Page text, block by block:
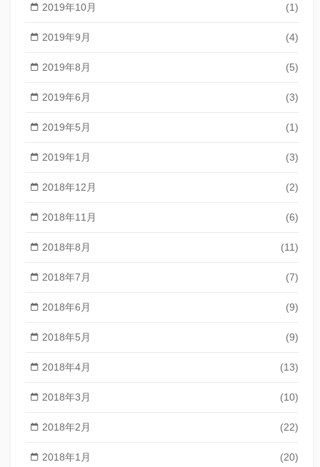
2019年10月 (1)
2019年9月 (4)
2019年8月 (5)
2019年6月 (3)
2019年5月 (1)
2019年1月 (3)
2018年12月 (2)
2018年11月 (6)
2018年8月 (11)
2018年7月 (7)
2018年6月 (9)
2018年5月 (9)
2018年4月 (13)
2018年3月 (10)
2018年2月 (22)
2018年1月 (20)